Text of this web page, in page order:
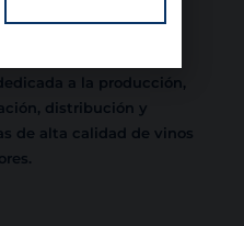
con 70 años de
a la producción,
distribución y
de alta calidad de vinos